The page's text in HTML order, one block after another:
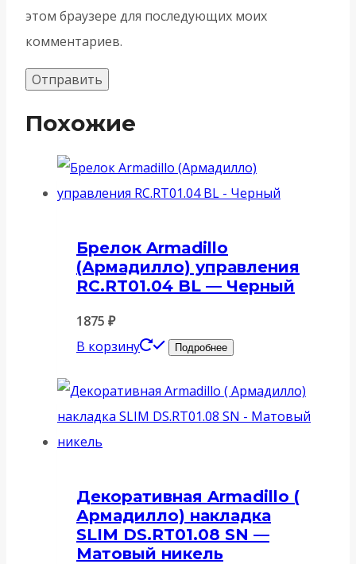
этом браузере для последующих моих
комментариев.
Похожие
Брелок Armadillo
(Армадилло) управления
RC.RT01.04 BL — Черный
1875 ₽
В корзину
Подробнее
Декоративная Armadillo (
Армадилло) накладка
SLIM DS.RT01.08 SN —
Матовый никель